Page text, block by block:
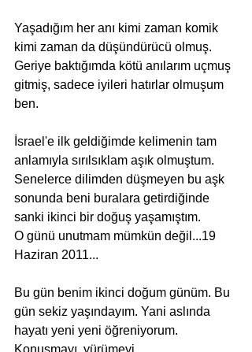
Yaşadığım her anı kimi zaman komik
kimi zaman da düşündürücü olmuş.
Geriye baktığımda kötü anılarım uçmuş
gitmiş, sadece iyileri hatırlar olmuşum
ben.
İsrael'e ilk geldiğimde kelimenin tam
anlamıyla sırılsıklam aşık olmuştum.
Senelerce dilimden düşmeyen bu aşk
sonunda beni buralara getirdiğinde
sanki ikinci bir doğuş yaşamıştım.
O günü unutmam mümkün değil...19
Haziran 2011...
Bu gün benim ikinci doğum günüm. Bu
gün sekiz yaşındayım. Yani aslında
hayatı yeni yeni öğreniyorum.